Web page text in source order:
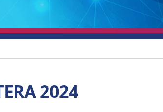
2024